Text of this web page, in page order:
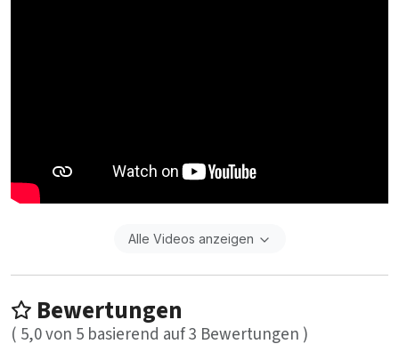
Alle Videos anzeigen
Bewertungen
( 5,0von 5 basierend auf3 Bewertungen )